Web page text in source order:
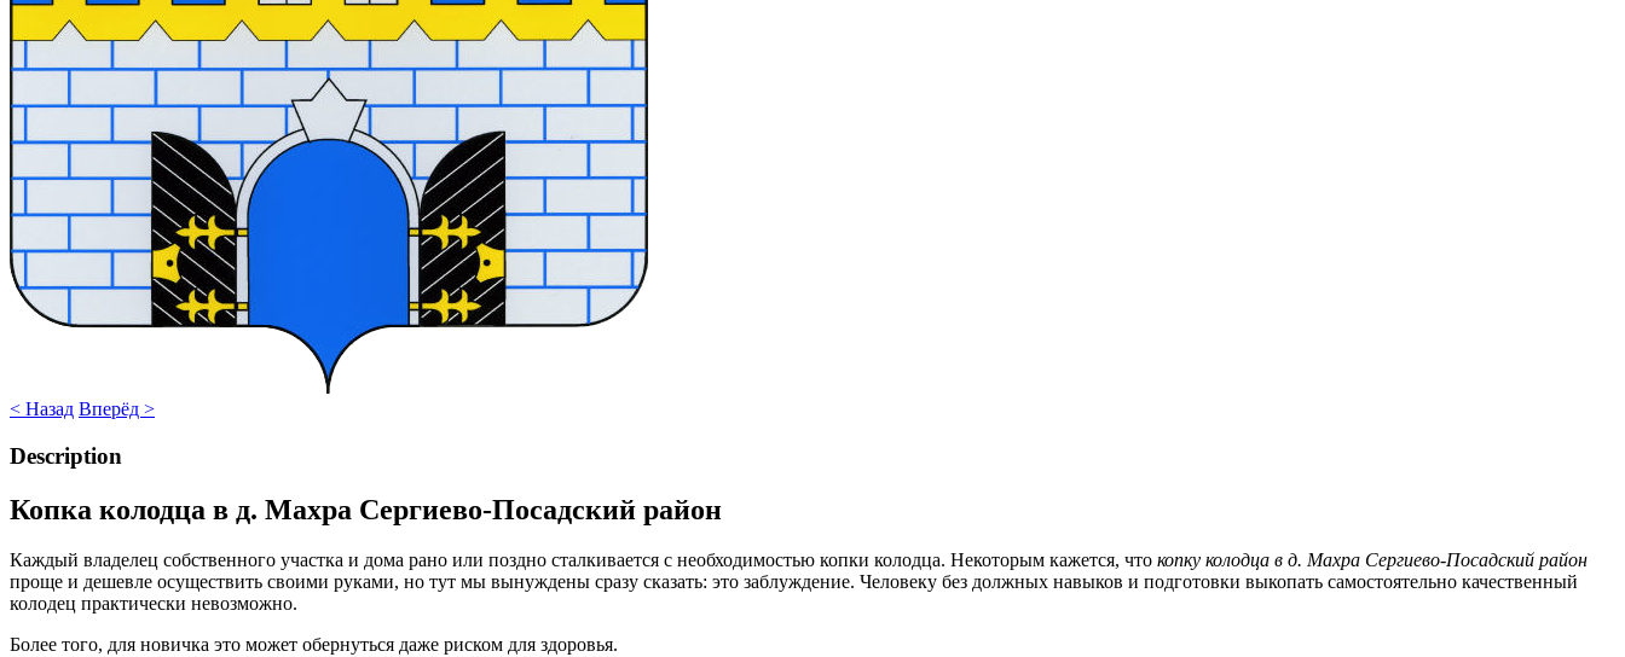
< Назад Вперёд >
Description
Копка колодца в д. Махра Сергиево-Посадский район
Каждый владелец собственного участка и дома рано или поздно сталкивается с необходимостью копки колодца. Некоторым кажется, что копку колодца в д. Махра Сергиево-Посадский район
проще и дешевле осуществить своими руками, но тут мы вынуждены сразу сказать: это заблуждение. Человеку без должных навыков и подготовки выкопать самостоятельно качественный
колодец практически невозможно.
Более того, для новичка это может обернуться даже риском для здоровья.